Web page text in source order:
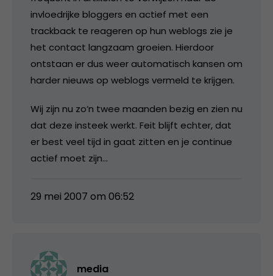
invloedrijke bloggers en actief met een
trackback te reageren op hun weblogs zie je
het contact langzaam groeien. Hierdoor
ontstaan er dus weer automatisch kansen om
harder nieuws op weblogs vermeld te krijgen.
Wij zijn nu zo’n twee maanden bezig en zien nu
dat deze insteek werkt. Feit blijft echter, dat
er best veel tijd in gaat zitten en je continue
actief moet zijn…
29 mei 2007 om 06:52
media